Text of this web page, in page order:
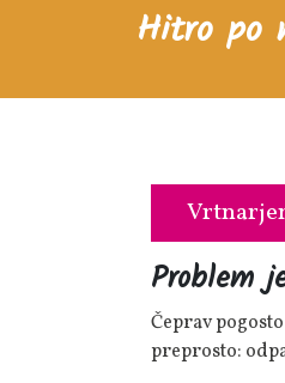
Hitro po
Category
Problem
Čeprav pogosto mislimo, da so komposti zgolj razpadli ostanki, ga marsikdo razume preveč
preprosto: